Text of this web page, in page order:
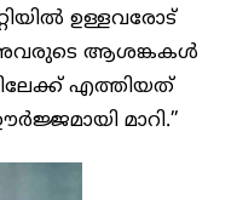
ഉള്ളവരോട്
ആശങ്കകൾ
എത്തിയത്
മാറി.”